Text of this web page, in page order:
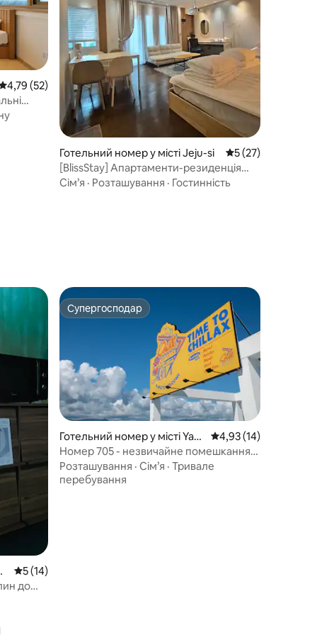
оцінка: 4,79 з 5, відгуки: 52
4,79 (52)
Готельний номер у місті Jeju-si Середня оцінка: 5
5 (27)
[BlissStay] Апартаменти-резиденція
Familysuite, 4-місний номер (три
Сім’я · Розташування · Гостинність
Середня оцінка: 5 з 5, відгуки: 14
5 (14)
до
Супергосподар
Супергосподар
Готельний номер у місті Yan
gyang-gun
Середня оцінка: 4,93
4,93 (14)
Номер 705 - незвичайне помешкання,
розташоване на 7-й національній
дорозі Ян'ян
Розташування · Сім’я · Тривале
перебування